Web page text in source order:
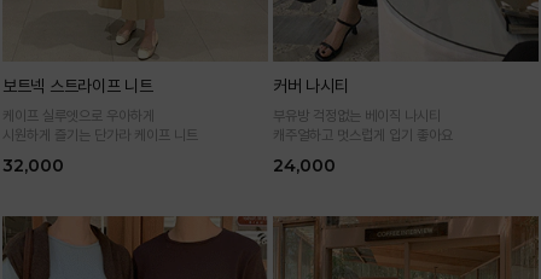
보트넥 스트라이프 니트
케이프 실루엣으로 우아하게
시원하게 즐기는 단가라 케이프 니트
32,000
커버 나시티
부유방 걱정없는 베이직 나시티
캐주얼하고 멋스럽게 입기 좋아요
24,000